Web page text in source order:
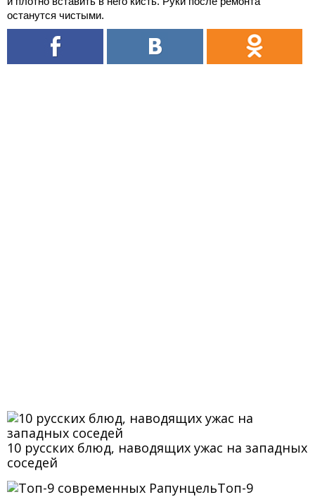
останутся чистыми.
10 русских блюд, наводящих ужас на западных
соседей
Топ-9